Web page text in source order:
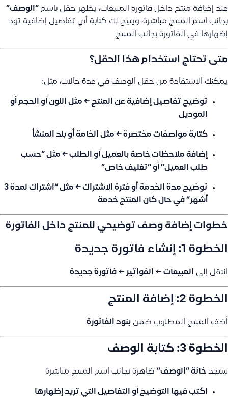
عند إضافة منتج داخل فاتورة المبيعات، يظهر حقل باسم “الوصف”
بجانب اسم المنتج مباشرة، ويتيح لك كتابة أي تفاصيل إضافية تود
إظهارها في الفاتورة بجانب المنتج
متى تحتاج استخدام هذا الحقل؟
يمكنك الاستفادة من حقل الوصف في عدة حالات، مثل:
توضيح تفاصيل إضافية عن المنتج ← مثل اللون أو الحجم أو
الموديل
كتابة مواصفات مختصرة ← مثل الخامة أو بلد المنشأ
إضافة ملاحظات خاصة بالعميل أو الطلب ← مثل “حسب
طلب العميل” أو “تغليف خاص”
توضيح مدة الخدمة أو فترة الاشتراك
← مثل “اشتراك لمدة 3
أشهر” في حال كان المنتج خدمة
خطوات إضافة وصف توضيحي للمنتج داخل الفاتورة
الخطوة 1: إنشاء فاتورة جديدة
انتقل إلى المبيعات ← الفواتير ← فاتورة جديدة
الخطوة 2: إضافة المنتج
أضف المنتج المطلوب ضمن بنود الفاتورة
الخطوة 3: كتابة الوصف
ستجد خانة “الوصف” ظاهرة بجانب اسم المنتج مباشرة
اكتب فيها التوضيح أو التفاصيل التي تريد إظهارها